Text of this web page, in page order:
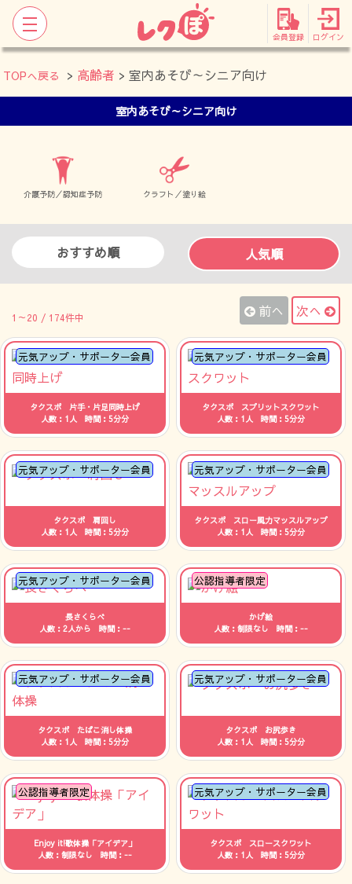
会員登録 ログイン
TOPへ戻る > 高齢者 > 室内あそび～シニア向け
室内あそび～シニア向け
介護予防／認知症予防 クラフト／塗り絵
おすすめ順 人気順
1～20 / 174件中 前へ 次へ
元気アップ・サポーター会員
タクスポ 片手・片足同時上げ
人数：1人 時間：5分分
元気アップ・サポーター会員
タクスポ スプリットスクワット
人数：1人 時間：5分分
元気アップ・サポーター会員
タクスポ 肩回し
人数：1人 時間：5分分
元気アップ・サポーター会員
タクスポ スロー風力マッスルアップ
人数：1人 時間：5分分
元気アップ・サポーター会員
長さくらべ
人数：2人から 時間：--
公認指導者限定
かげ絵
人数：制限なし 時間：--
元気アップ・サポーター会員
タクスポ たばこ消し体操
人数：1人 時間：5分分
元気アップ・サポーター会員
タクスポ お尻歩き
人数：1人 時間：5分分
公認指導者限定
Enjoy it!歌体操「アイデア」
人数：制限なし 時間：--
元気アップ・サポーター会員
タクスポ スロースクワット
人数：1人 時間：5分分